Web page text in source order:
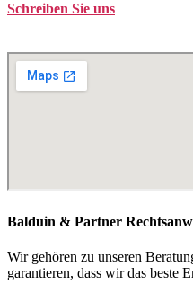
Schreiben Sie uns
Balduin & Partner
Wir gehören zu unseren
garantieren, dass wir das beste